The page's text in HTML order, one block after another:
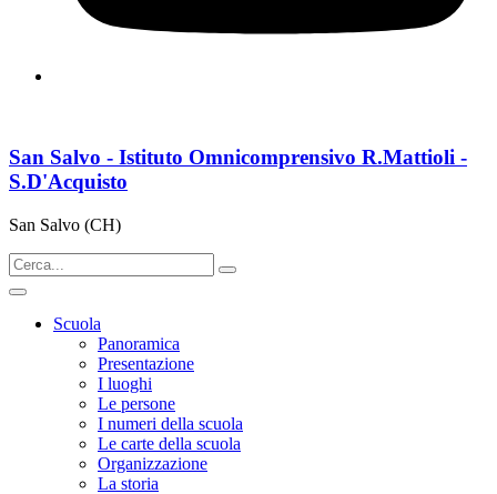
San Salvo - Istituto Omnicomprensivo R.Mattioli -
S.D'Acquisto
San Salvo (CH)
Scuola
Panoramica
Presentazione
I luoghi
Le persone
I numeri della scuola
Le carte della scuola
Organizzazione
La storia